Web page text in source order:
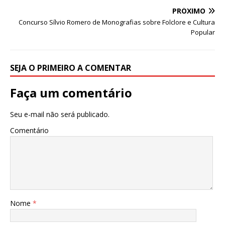
k PRÓXIMO
Concurso Sílvio Romero de Monografias sobre Folclore e Cultura
Popular
SEJA O PRIMEIRO A COMENTAR
Faça um comentário
Seu e-mail não será publicado.
Comentário
Nome *